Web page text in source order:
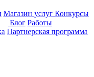
Магазин услуг Конкурсы
Блог Работы
Партнерская программа